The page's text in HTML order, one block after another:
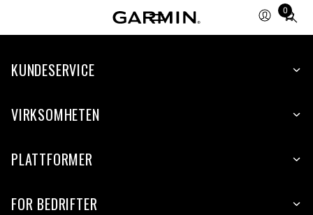
0
Total
items
cart:
KUNDESERVICE
VIRKSOMHETEN
PLATTFORMER
FOR BEDRIFTER